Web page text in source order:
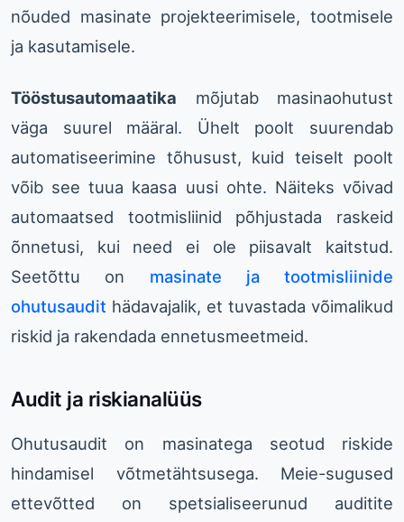
nõuded masinate projekteerimisele, tootmisele
ja kasutamisele.
Tööstusautomaatika mõjutab masinaohutust
väga suurel määral. Ühelt poolt suurendab
automatiseerimine tõhusust, kuid teiselt poolt
võib see tuua kaasa uusi ohte. Näiteks võivad
automaatsed tootmisliinid põhjustada raskeid
õnnetusi, kui need ei ole piisavalt kaitstud.
Seetõttu on masinate ja tootmisliinide
ohutusaudit hädavajalik, et tuvastada võimalikud
riskid ja rakendada ennetusmeetmeid.
Audit ja riskianalüüs
Ohutusaudit on masinatega seotud riskide
hindamisel võtmetähtsusega. Meie-sugused
ettevõtted on spetsialiseerunud auditite